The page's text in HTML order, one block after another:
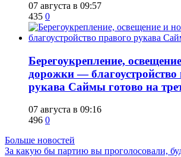
07 августа в 09:57
435 0
Берегоукрепление,
дорожки — благоустройство
рукава Саймы готово на
07 августа в 09:16
496 0
Больше новостей
За какую бы партию вы проголосовали,